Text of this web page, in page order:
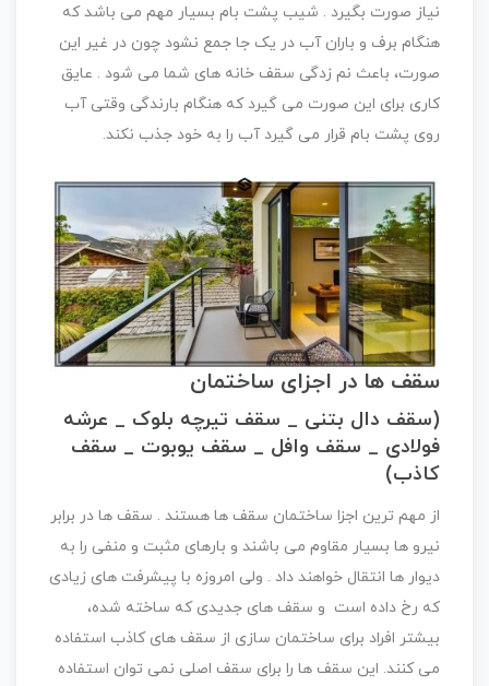
نیاز صورت بگیرد . شیب پشت بام بسیار مهم می باشد که
هنگام برف و باران آب در یک جا جمع نشود چون در غیر این
صورت، باعث نم زدگی سقف خانه های شما می شود . عایق
کاری برای این صورت می گیرد که هنگام بارندگی وقتی آب
روی پشت بام قرار می گیرد آب را به خود جذب نکند.
سقف ها در اجزای ساختمان
(سقف دال بتنی _ سقف تیرچه بلوک _ عرشه
فولادی _ سقف وافل _ سقف یوبوت _ سقف
کاذب)
از مهم ترین اجزا ساختمان سقف ها هستند . سقف ها در برابر
نیرو ها بسیار مقاوم می باشند و بارهای مثبت و منفی را به
دیوار ها انتقال خواهند داد . ولی امروزه با پیشرفت های زیادی
که رخ داده است و سقف های جدیدی که ساخته شده،
بیشتر افراد برای ساختمان سازی از سقف های کاذب استفاده
می کنند. این سقف ها را برای سقف اصلی نمی توان استفاده